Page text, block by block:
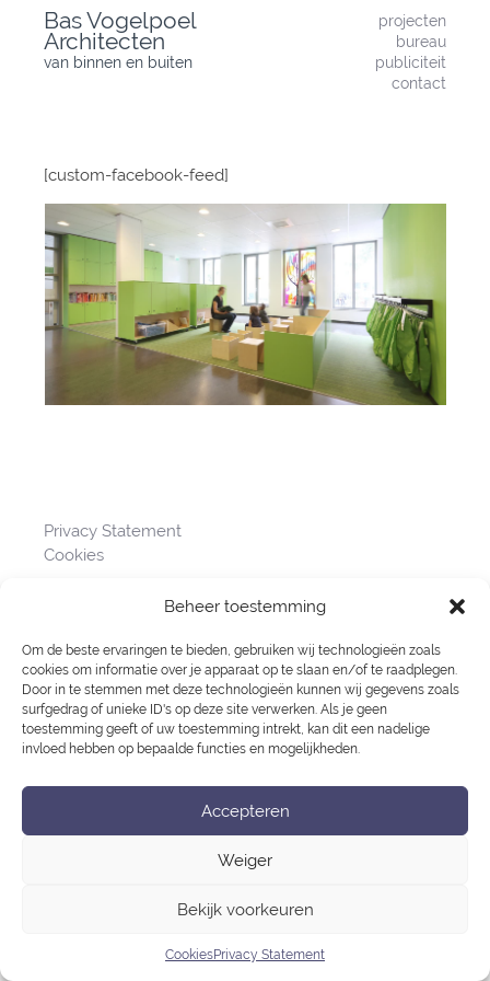
Beheer toestemming
Om de beste ervaringen te bieden, gebruiken wij technologieën zoals
cookies om informatie over je apparaat op te slaan en/of te raadplegen.
Door in te stemmen met deze technologieën kunnen wij gegevens zoals
surfgedrag of unieke ID's op deze site verwerken. Als je geen
toestemming geeft of uw toestemming intrekt, kan dit een nadelige
invloed hebben op bepaalde functies en mogelijkheden.
Accepteren
Weiger
Bekijk voorkeuren
CookiesPrivacy Statement
content
Bas Vogelpoel
Architecten
van binnen en buiten
projecten
bureau
publiciteit
contact
[custom-facebook-feed]
Privacy Statement
Cookies